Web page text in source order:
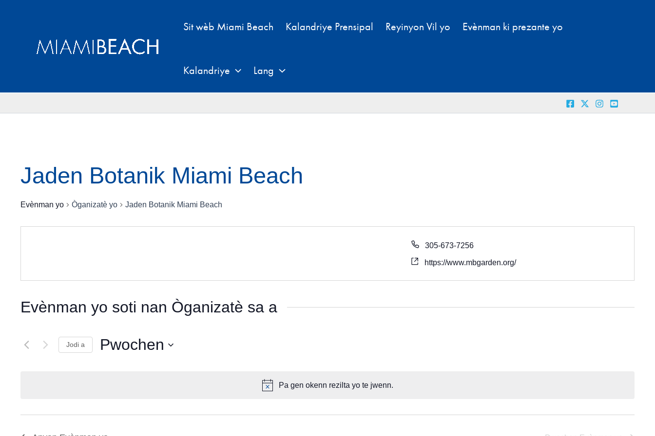
Sit wèb Miami Beach Kalandriye Prensipal Reyinyon Vil yo Evènman ki prezante yo
Kalandriye Lang
Pa gen okenn rezilta yo te jwenn.
Jaden Botanik Miami Beach
Evènman yo Òganizatè yo Jaden Botanik Miami Beach
305-673-7256
https://www.mbgarden.org/
Evènman yo soti nan Òganizatè sa a
Jodi a Pwochen